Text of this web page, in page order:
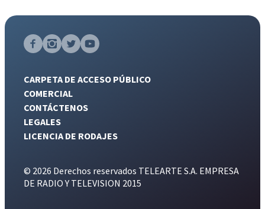
CARPETA DE ACCESO PÚBLICO
COMERCIAL
CONTÁCTENOS
LEGALES
LICENCIA DE RODAJES
© 2026 Derechos reservados TELEARTE S.A. EMPRESA
DE RADIO Y TELEVISION 2015